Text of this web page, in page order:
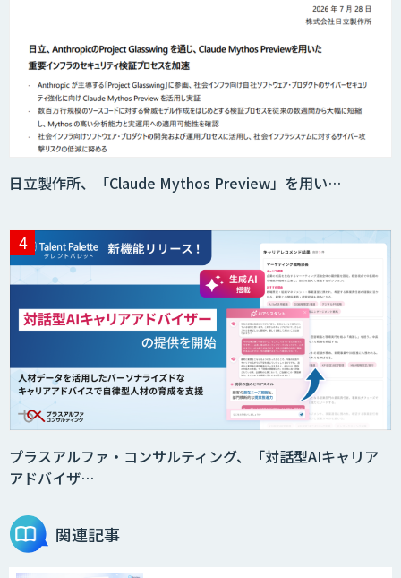
日立製作所、「Claude Mythos Preview」を用い…
プラスアルファ・コンサルティング、「対話型AIキャリア
アドバイザ…
関連記事